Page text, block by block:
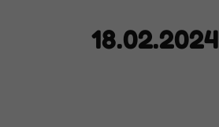
18.02.2024